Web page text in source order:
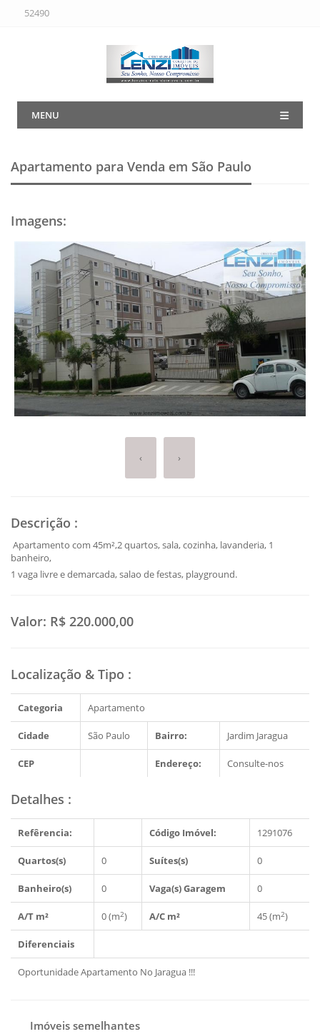
52490
MENU
Apartamento para Venda em São Paulo
Imagens:
‹ ›
Descrição :
Apartamento com 45m²,2 quartos, sala, cozinha, lavanderia, 1
banheiro,
1 vaga livre e demarcada, salao de festas, playground.
Valor: R$ 220.000,00
Localização & Tipo :
Categoria Apartamento
Cidade São Paulo Bairro: Jardim Jaragua
CEP Endereço: Consulte-nos
Detalhes :
Refêrencia: Código Imóvel: 1291076
Quartos(s) 0 Suítes(s) 0
Banheiro(s) 0 Vaga(s) Garagem 0
A/T m² 0 (m2) A/C m² 45 (m2)
Diferenciais
Oportunidade Apartamento No Jaragua !!!
Imóveis semelhantes